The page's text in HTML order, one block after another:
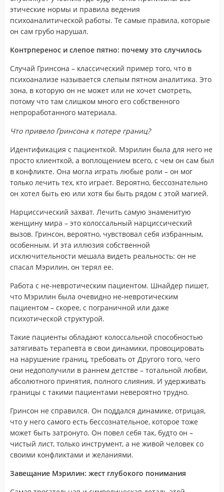
этические нормы и правила ведения
психоаналитической работы. Те самые правила, которые
он сам грубо нарушал.
Контрперенос и слепое пятно: почему это случилось
Случай Гринсона – классический пример того, что в
психоанализе называется слепым пятном аналитика. Это
зона, в которую он не может или не хочет смотреть,
потому что там слишком много его собственного
непроработанного материала.
Что привело Гринсона к потере границ?
Идентификация с пациенткой. Мэрилин была для него не
просто клиенткой, а воплощением всего, с чем он сам был
в конфликте. Она могла играть любые роли – он мог
только лечить тех, кто играет. Вероятно, бессознательно
он хотел быть ею или хотя бы быть рядом с этой магией.
Нарциссический захват. Лечить самую знаменитую
женщину мира – это колоссальный нарциссический
вызов. Гринсон, вероятно, чувствовал себя избранным,
особенным. И эта иллюзия собственной
исключительности мешала видеть реальность: он не
спасал Мэрилин, он терял ее.
Работа с не-невротическим пациентом. Шнайдер пишет,
что Мэрилин была очевидно не-невротическим
пациентом – скорее, с пограничной или даже
психотической структурой.
Такие пациенты обладают колоссальной способностью
затягивать терапевта в свои динамики, провоцировать
на нарушение границ, требовать от Другого того, чего
они недополучили в раннем детстве – тотальной любви,
абсолютного принятия, полного слияния. И удерживать
границы с такими пациентами невероятно трудно.
Гринсон не справился. Он поддался динамике, отрицая,
что у него самого есть бессознательное, которое тоже
может быть затронуто. Он повел себя так, будто он –
чистый лист, только инструмент, а не живой человек со
своими конфликтами и желаниями.
Завещание Мэрилин: жест глубокого понимания